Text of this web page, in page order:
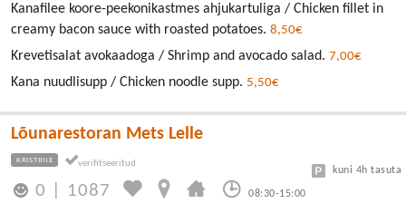
Kanafilee koore-peekonikastmes ahjukartuliga / Chicken fillet in
creamy bacon sauce with roasted potatoes. 8,50€
Krevetisalat avokaadoga / Shrimp and avocado salad. 7,00€
Kana nuudlisupp / Chicken noodle supp. 5,50€
Lõunarestoran Mets Lelle
KRISTIINE
0 1087 08:30-15:00
kuni 4h tasuta